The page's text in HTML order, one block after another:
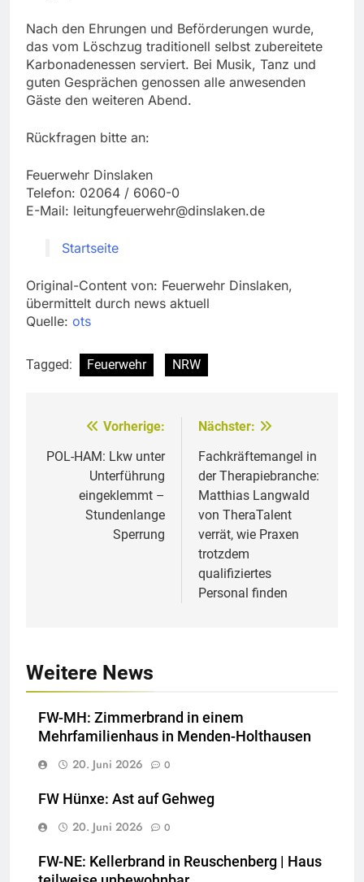
Nach den Ehrungen und Beförderungen wurde,
das vom Löschzug traditionell selbst zubereitete
Karbonadenessen serviert. Bei Musik, Tanz und
guten Gesprächen genossen alle anwesenden
Gäste den weiteren Abend.
Rückfragen bitte an:
Feuerwehr Dinslaken
Telefon: 02064 / 6060-0
E-Mail: leitungfeuerwehr@dinslaken.de
Startseite
Original-Content von: Feuerwehr Dinslaken,
übermittelt durch news aktuell
Quelle: ots
Tagged: Feuerwehr NRW
Beitragsnavigation
Vorherige:
POL-HAM: Lkw unter
Unterführung
eingeklemmt –
Stundenlange
Sperrung
Nächster:
Fachkräftemangel in
der Therapiebranche:
Matthias Langwald
von TheraTalent
verrät, wie Praxen
trotzdem
qualifiziertes
Personal finden
Weitere News
FW-MH: Zimmerbrand in einem
Mehrfamilienhaus in Menden-Holthausen
20. Juni 2026
0
FW Hünxe: Ast auf Gehweg
20. Juni 2026
0
FW-NE: Kellerbrand in Reuschenberg | Haus